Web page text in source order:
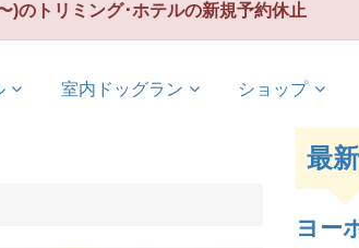
)のトリミング･ホテルの新規予約休止
室内ドッグラン ショップ
最
ヨー